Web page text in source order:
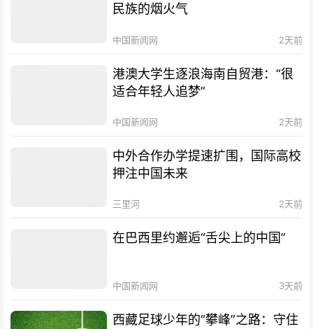
民族的烟火气
中国新闻网 2天前
港澳大学生逐浪海南自贸港：“很
适合年轻人追梦”
中国新闻网 2天前
中外合作办学提速扩围，国际高校
押注中国未来
三里河 2天前
在巴西里约邂逅“舌尖上的中国”
中国新闻网 3天前
西藏足球少年的“攀峰”之路：守住